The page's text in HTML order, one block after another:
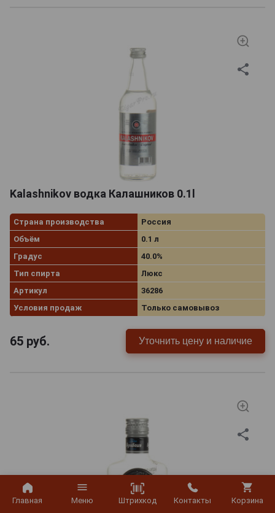
Главная Меню Штрихкод Контакты Корзина
Kalashnikov водка Калашников 0.1l
Страна производства
Россия
Объём
0.1 л
Градус
40.0%
Тип спирта
Люкс
Артикул
36286
Условия продаж
Только самовывоз
65 руб. Уточнить цену и наличие